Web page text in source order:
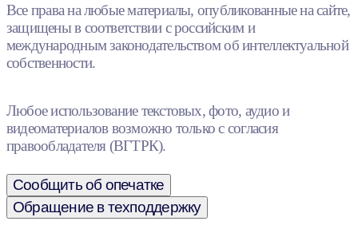
Все права на любые материалы, опубликованные на сайте,
защищены в соответствии с российским и
международным законодательством об интеллектуальной
собственности.
Любое использование текстовых, фото, аудио и
видеоматериалов возможно только с согласия
правообладателя (ВГТРК).
Сообщить об опечатке
Обращение в техподдержку